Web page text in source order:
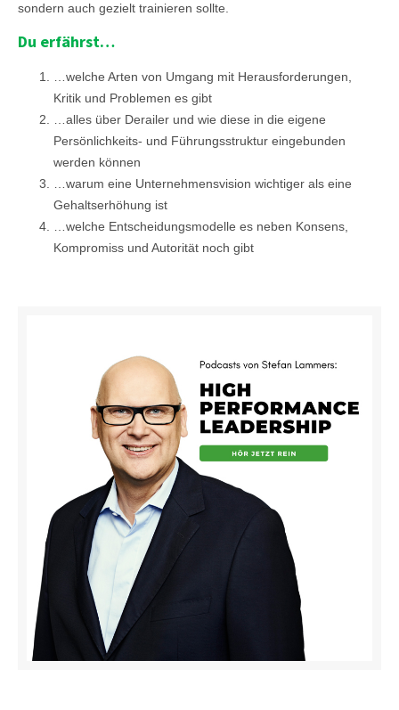
sondern auch gezielt trainieren sollte.
Du erfährst…
…welche Arten von Umgang mit Herausforderungen,
Kritik und Problemen es gibt
…alles über Derailer und wie diese in die eigene
Persönlichkeits- und Führungsstruktur eingebunden
werden können
…warum eine Unternehmensvision wichtiger als eine
Gehaltserhöhung ist
…welche Entscheidungsmodelle es neben Konsens,
Kompromiss und Autorität noch gibt